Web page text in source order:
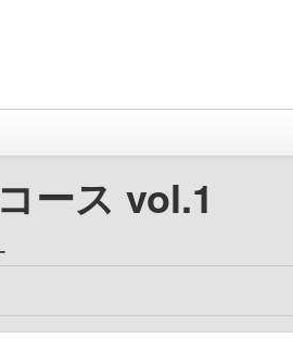
ース vol.1